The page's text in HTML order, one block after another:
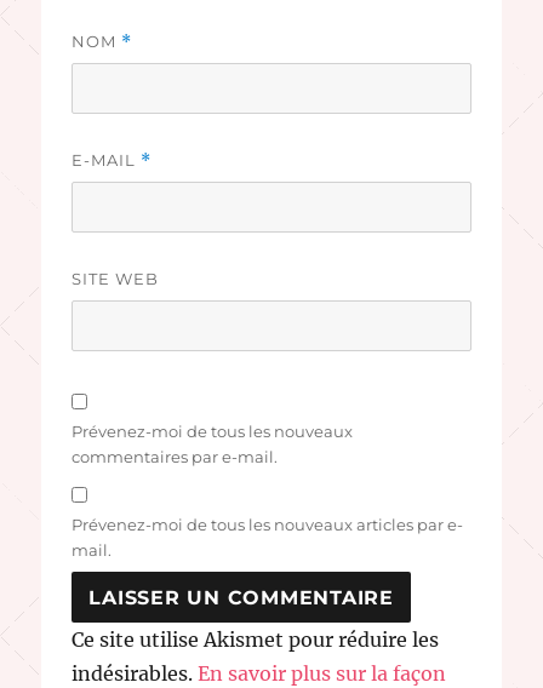
NOM *
E-MAIL *
SITE WEB
Prévenez-moi de tous les nouveaux
commentaires par e-mail.
Prévenez-moi de tous les nouveaux articles par e-
mail.
Ce site utilise Akismet pour réduire les
indésirables.En savoir plus sur la façon